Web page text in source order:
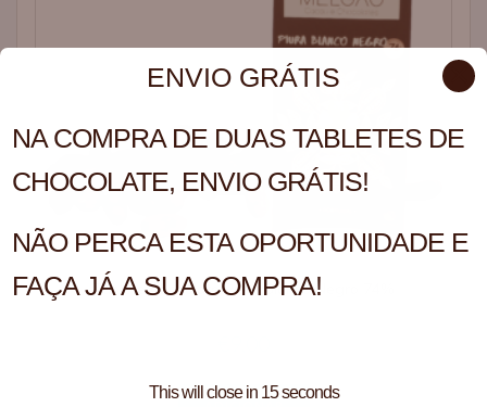
Tablete Chocolate Piura Blanco Negro 74%
ENVIO GRÁTIS ✕
NA COMPRA DE DUAS TABLETES DE
CHOCOLATE, ENVIO GRÁTIS!
NÃO PERCA ESTA OPORTUNIDADE E
FAÇA JÁ A SUA COMPRA!
This will close in 15seconds